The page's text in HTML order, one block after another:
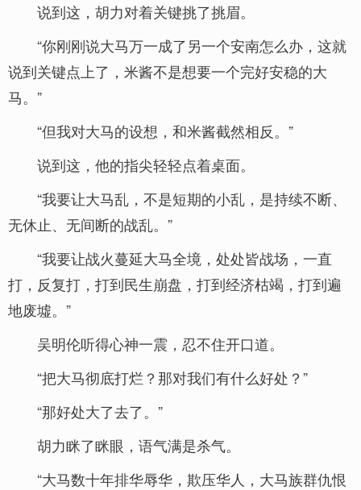
说到这，胡力对着关键挑了挑眉。
“你刚刚说大马万一成了另一个安南怎么办，这就
说到关键点上了，米酱不是想要一个完好安稳的大
马。”
“但我对大马的设想，和米酱截然相反。”
说到这，他的指尖轻轻点着桌面。
“我要让大马乱，不是短期的小乱，是持续不断、
无休止、无间断的战乱。”
“我要让战火蔓延大马全境，处处皆战场，一直
打，反复打，打到民生崩盘，打到经济枯竭，打到遍
地废墟。”
吴明伦听得心神一震，忍不住开口道。
“把大马彻底打烂？那对我们有什么好处？”
“那好处大了去了。”
胡力眯了眯眼，语气满是杀气。
“大马数十年排华辱华，欺压华人，大马族群仇恨